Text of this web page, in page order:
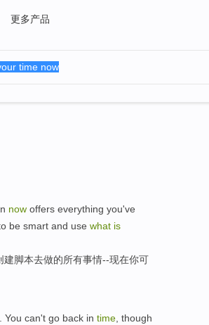
更多产品
now offers everything you've
be smart and use what is
建脚本去做的所有事情--现在你可
. You can't go back in time though